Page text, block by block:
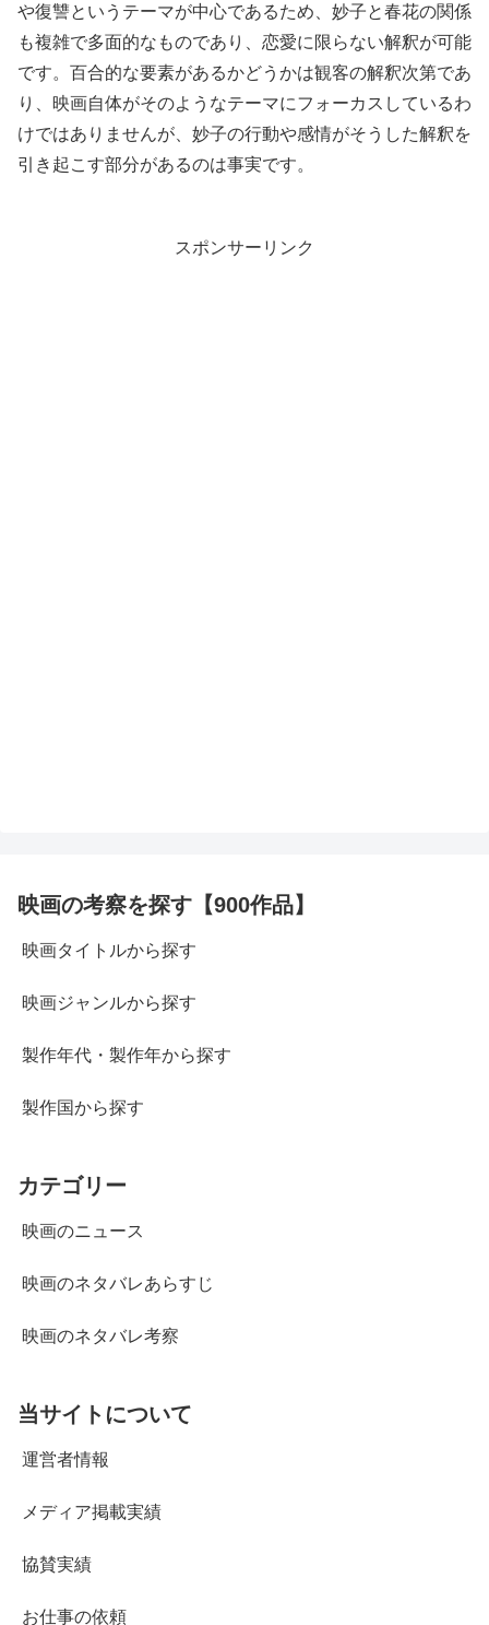
や復讐というテーマが中心であるため、妙子と春花の関係
も複雑で多面的なものであり、恋愛に限らない解釈が可能
です。百合的な要素があるかどうかは観客の解釈次第であ
り、映画自体がそのようなテーマにフォーカスしているわ
けではありませんが、妙子の行動や感情がそうした解釈を
引き起こす部分があるのは事実です。
スポンサーリンク
映画の考察を探す【900作品】
映画タイトルから探す
映画ジャンルから探す
製作年代・製作年から探す
製作国から探す
カテゴリー
映画のニュース
映画のネタバレあらすじ
映画のネタバレ考察
当サイトについて
運営者情報
メディア掲載実績
協賛実績
お仕事の依頼